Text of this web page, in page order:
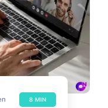
8 MIN